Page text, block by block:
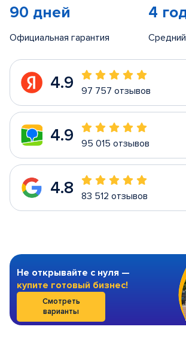
90 дней
Официальная гарантия
4
4.9 97 757 отзывов
4.9 95 015 отзывов
4.8 83 512 отзывов
Не открывайте с нуля —
купите готовый бизнес!
Смотреть
варианты